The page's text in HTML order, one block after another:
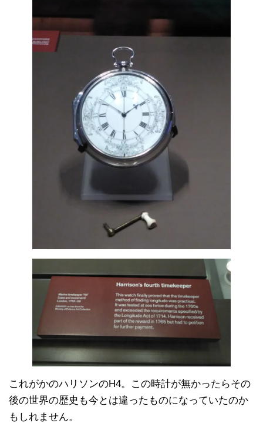
これがかのハリソンのH4。この時計が無かったらその
後の世界の歴史も今とは違ったものになっていたのか
もしれません。